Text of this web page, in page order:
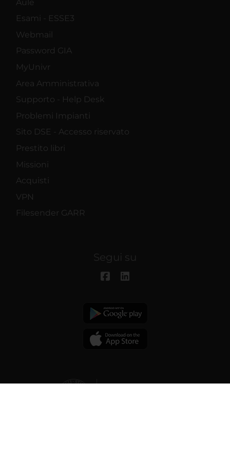
Aule
Esami - ESSE3
Webmail
Password GIA
MyUnivr
Area Amministrativa
Supporto - Help Desk
Problemi Impianti
Sito DSE - Accesso riservato
Prestito libri
Missioni
Acquisti
VPN
Filesender GARR
Segui su